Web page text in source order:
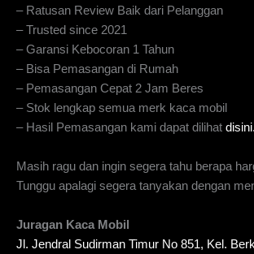
– Ratusan Review Baik dari Pelanggan
– Trusted since 2021
– Garansi Kebocoran 1 Tahun
– Bisa Pemasangan di Rumah
– Pemasangan Cepat 2 Jam Beres
– Stok lengkap semua merk kaca mobil
– Hasil Pemasangan kami dapat dilihat disini.
Masih ragu dan ingin segera tahu berapa
Tunggu apalagi segera tanyakan dengan
Juragan Kaca Mobil
Jl. Jendral Sudirman Timur No 851, Kel.